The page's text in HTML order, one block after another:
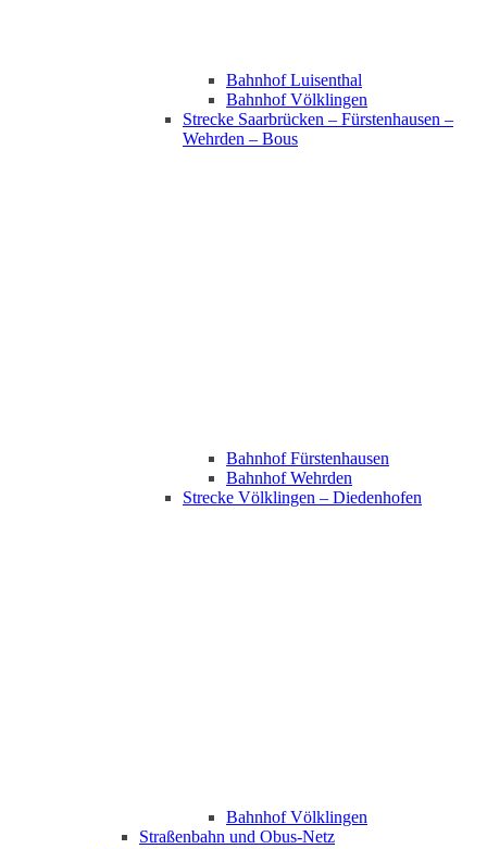
Bahnhof Luisenthal
Bahnhof Völklingen
Strecke Saarbrücken – Fürstenhausen –
Wehrden – Bous
Bahnhof Fürstenhausen
Bahnhof Wehrden
Strecke Völklingen – Diedenhofen
Bahnhof Völklingen
Straßenbahn und Obus-Netz